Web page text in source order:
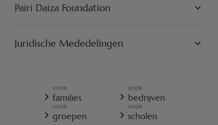
ARTISTIEK
PAIRI DAIZA ERVARINGEN
PAIRI DAIZA RESORT
Pairi Daiza Foundation
DE PROJECTEN
ENGAGEER U
Juridische Mededelingen
ALGEMENE VERKOOPSVOORWAARDEN - RESORT
COOKIES-BELEID
REGLEMENT VAN PAIRI DAIZA
VERZEKERINGSVOORWAARDEN ANNULATIE
VOOR
families
VOOR
bedrijven
VOOR
groepen
VOOR
scholen